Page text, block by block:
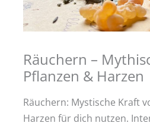
Räuchern –
Pflanzen & Harzen
Räuchern: Mystische Kraft
Harzen für dich nutzen.